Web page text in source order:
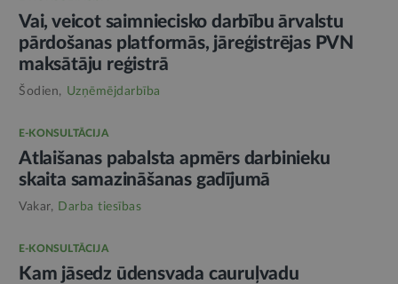
Vai, veicot saimniecisko darbību ārvalstu
pārdošanas platformās, jāreģistrējas PVN
maksātāju reģistrā
Šodien, Uzņēmējdarbība
E-KONSULTĀCIJA
Atlaišanas pabalsta apmērs darbinieku
skaita samazināšanas gadījumā
Vakar, Darba tiesības
E-KONSULTĀCIJA
Kam jāsedz ūdensvada cauruļvadu